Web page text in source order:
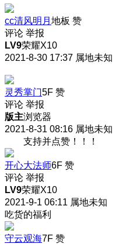
cc清风明月 地板 赞
评论 举报
LV9荣耀X10
2021-8-30 17:37 属地未知
灵秀掌门5F 赞
评论 举报
版主浏览器
2021-8-31 08:16 属地未知
支持并点赞！！！
开心大法师6F 赞
评论 举报
LV9荣耀X10
2021-9-1 06:11 属地未知
吃货的福利
守云观海7F 赞